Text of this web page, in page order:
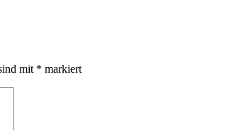
mit * markiert